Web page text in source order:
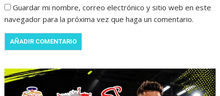
Guardar mi nombre, correo electrónico y sitio web en este
navegador para la próxima vez que haga un comentario.